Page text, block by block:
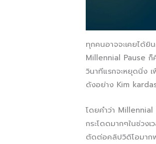
ทุกคนอาจจะเคยได้ยิ
Millennial Pause
วินาทีแรกจะหยุดนิ่ง
ดังอย่าง Kim
โดยคำว่า
กระโดดมากๆในช่วง
ตัดต่อคลิปวิดิโอมาก